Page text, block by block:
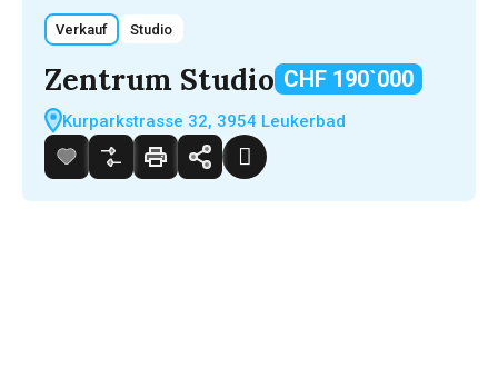
Verkauf Studio
Zentrum Studio CHF 190`000
Kurparkstrasse 32, 3954 Leukerbad